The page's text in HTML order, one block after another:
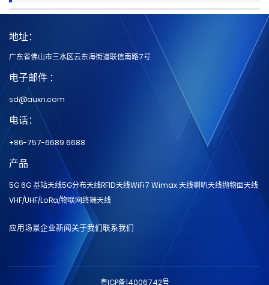
地址：
广东省佛山市三水区云东海街道联信南路7号
电子邮件 ：
sd@auxn.com
电话：
+86-757-6689 6688
产品
5G 6G 基站天线5G分布天线RFID天线WiFi7 Wimax 天线喇叭天线抛物面天线
VHF/UHF/LoRa/物联网终端天线
应用场景企业新闻关于我们联系我们
粤ICP备14006742号